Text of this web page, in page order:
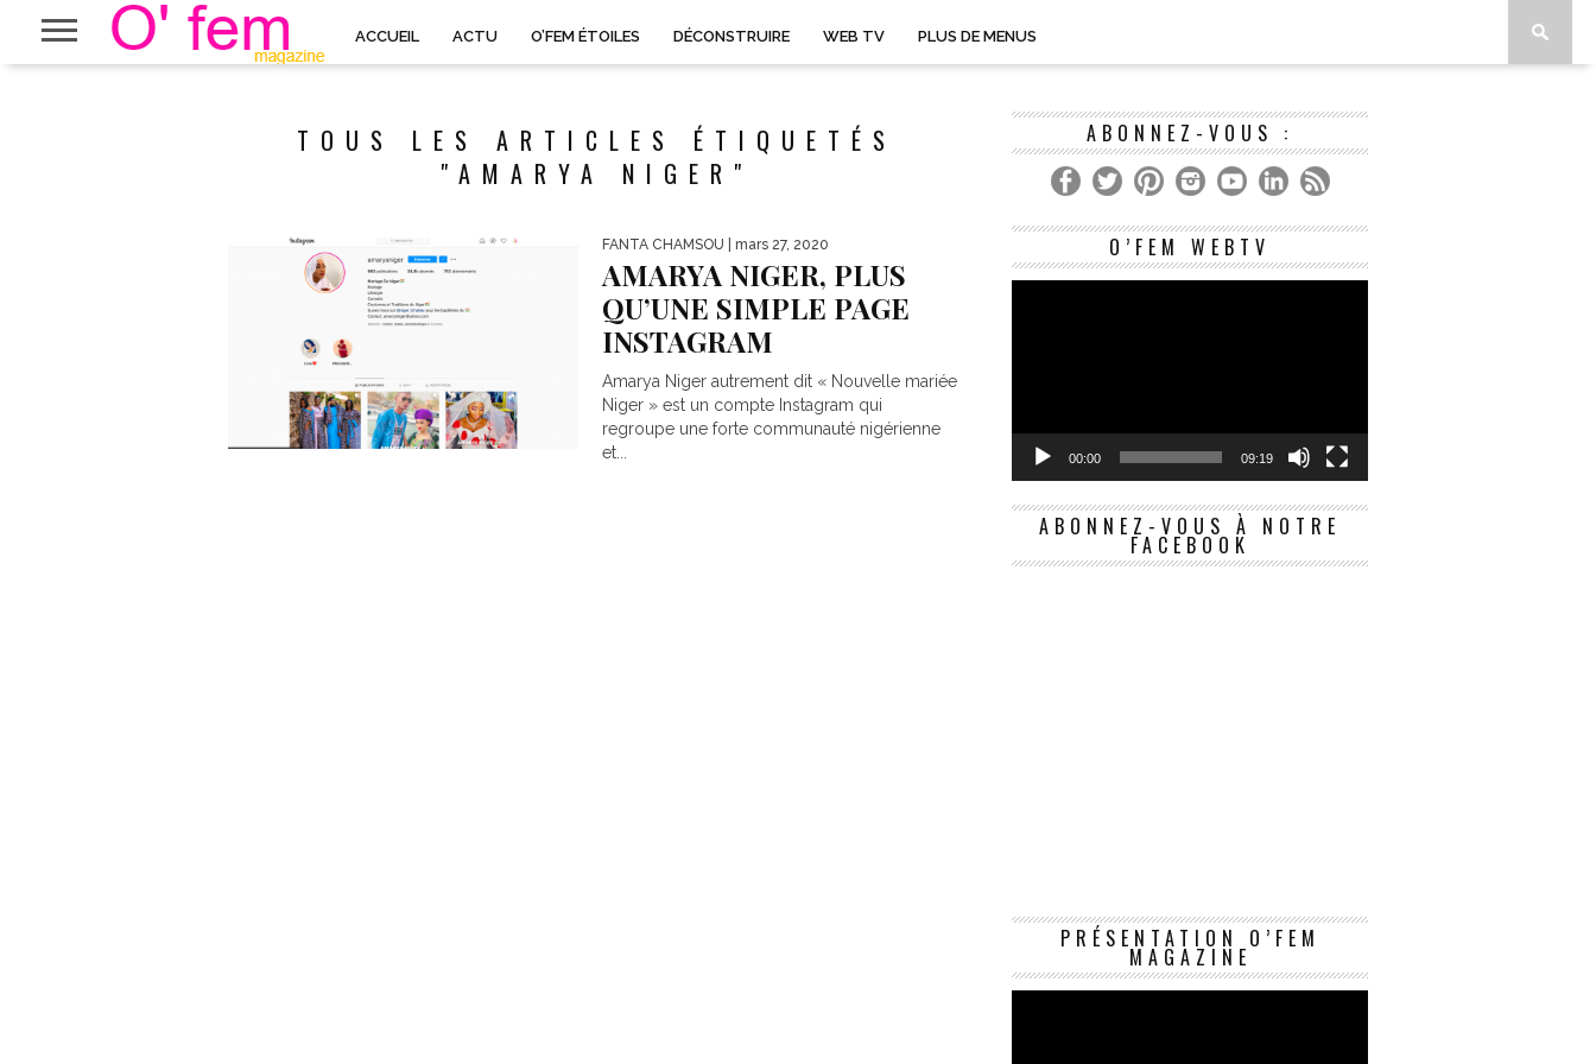
ACCUEIL ACTU O’FEM ÉTOILES DÉCONSTRUIRE WEB TV PLUS DE MENUS
TOUS LES ARTICLES ÉTIQUETÉS
"AMARYA NIGER"
FANTA CHAMSOU | mars 27, 2020
AMARYA NIGER, PLUS
QU’UNE SIMPLE PAGE
INSTAGRAM
Amarya Niger autrement dit « Nouvelle mariée
Niger » est un compte Instagram qui
regroupe une forte communauté nigérienne
et...
ABONNEZ-VOUS :
O’FEM WEBTV
Lecteur
00:00 09:19
ABONNEZ-VOUS À NOTRE
FACEBOOK
PRÉSENTATION O’FEM
MAGAZINE
Lecteur